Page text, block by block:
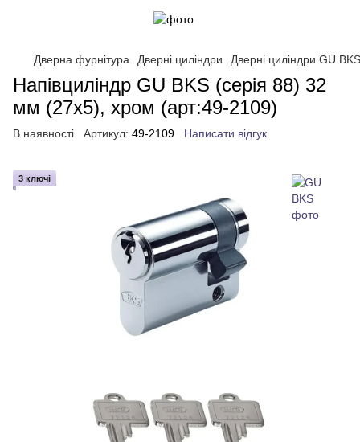
Дверна фурнітура Дверні циліндри Дверні циліндри GU BKS
Напівциліндр GU BKS (серія 88) 32
мм (27x5), хром (арт:49-2109)
В наявності Артикул: 49-2109 Написати відгук
3 ключі